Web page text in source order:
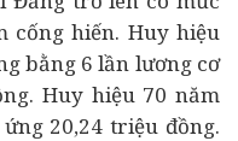
cống hiến. Huy hiệu
bằng 6 lần lương cơ
Huy hiệu 70 năm
20,24 triệu đồng.